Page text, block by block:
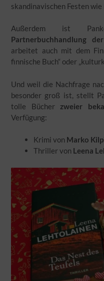
skandinavischen Festen
Außerdem ist
Partnerbuchhandlung
arbeitet auch mit dem
finnische Buch“ oder
Und weil die Nachfrage
besonder groß ist, stellt
tolle Bücherzweier
Verfügung:
Krimi von Marko
Thriller von Leena